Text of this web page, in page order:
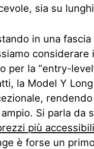
sia su
in una
per la “entry-
la Model Y
Si parla da
più accessibili
è forse un